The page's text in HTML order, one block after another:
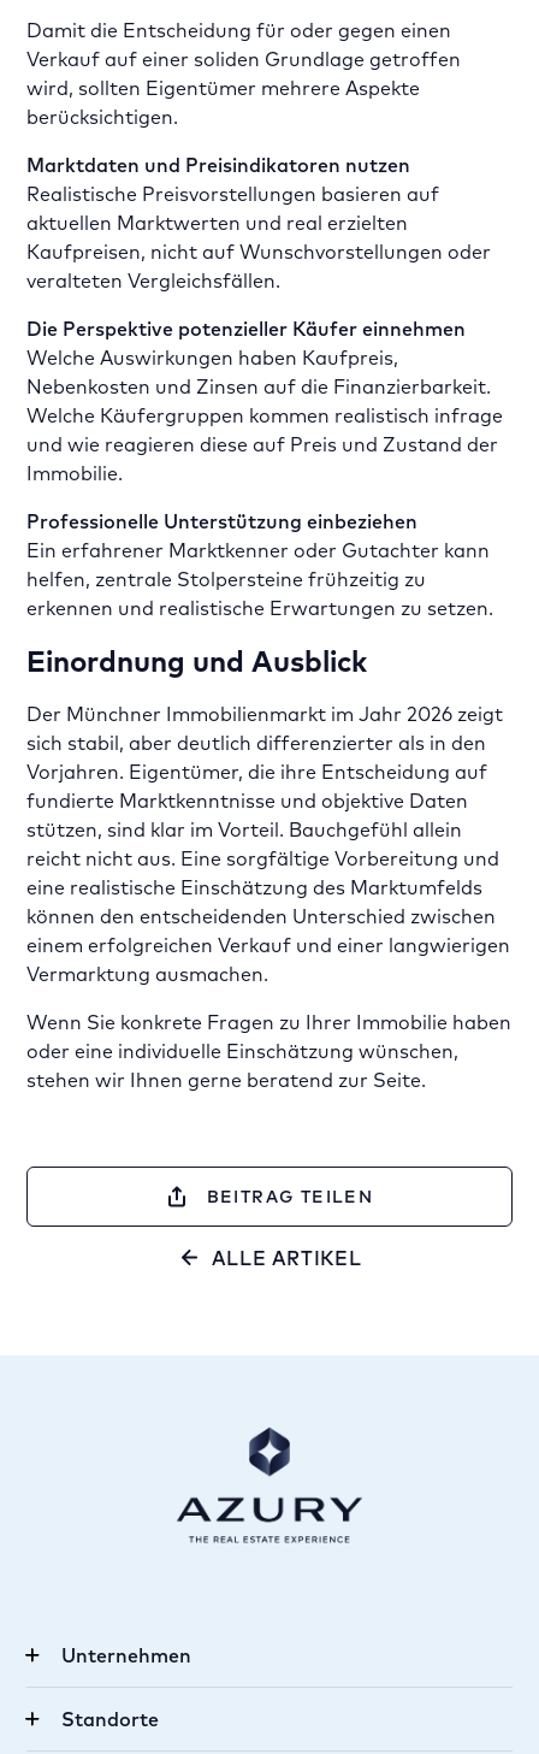
Damit die Entscheidung für oder gegen einen
Verkauf auf einer soliden Grundlage getroffen
wird, sollten Eigentümer mehrere Aspekte
berücksichtigen.
Marktdaten und Preisindikatoren nutzen
Realistische Preisvorstellungen basieren auf
aktuellen Marktwerten und real erzielten
Kaufpreisen, nicht auf Wunschvorstellungen oder
veralteten Vergleichsfällen.
Die Perspektive potenzieller Käufer einnehmen
Welche Auswirkungen haben Kaufpreis,
Nebenkosten und Zinsen auf die Finanzierbarkeit.
Welche Käufergruppen kommen realistisch infrage
und wie reagieren diese auf Preis und Zustand der
Immobilie.
Professionelle Unterstützung einbeziehen
Ein erfahrener Marktkenner oder Gutachter kann
helfen, zentrale Stolpersteine frühzeitig zu
erkennen und realistische Erwartungen zu setzen.
Einordnung und Ausblick
Der Münchner Immobilienmarkt im Jahr 2026 zeigt
sich stabil, aber deutlich differenzierter als in den
Vorjahren. Eigentümer, die ihre Entscheidung auf
fundierte Marktkenntnisse und objektive Daten
stützen, sind klar im Vorteil. Bauchgefühl allein
reicht nicht aus. Eine sorgfältige Vorbereitung und
eine realistische Einschätzung des Marktumfelds
können den entscheidenden Unterschied zwischen
einem erfolgreichen Verkauf und einer langwierigen
Vermarktung ausmachen.
Wenn Sie konkrete Fragen zu Ihrer Immobilie haben
oder eine individuelle Einschätzung wünschen,
stehen wir Ihnen gerne beratend zur Seite.
BEITRAG TEILEN
ALLE ARTIKEL
Unternehmen
Über uns
Standorte